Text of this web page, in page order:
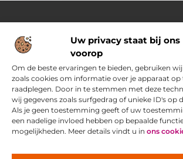
Uw privacy staat bij ons
voorop
Om de beste ervaringen te bieden, gebruiken
zoals cookies om informatie over je apparaat op
raadplegen. Door in te stemmen met deze
wij gegevens zoals surfgedrag of unieke ID's op
Als je geen toestemming geeft of uw
een nadelige invloed hebben op bepaalde
mogelijkheden. Meer details vindt u in ons
Over Pass4sure.nl
Jouw bron voor slimme inzichten en
Verken een gevarieerd aanbod aan blogs en
dagelijks ondersteunen met bruikbare
strategieën en verrassende perspectieven
jezelf.
Main Links
Bericht categorie